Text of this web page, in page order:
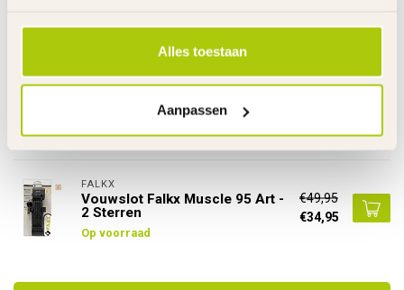
Alles toestaan
Aanpassen
Op voorraad
AXA
AXA Insteekketting ULC 130 -
Solid Plus - Defender - Victory -
Block XXL - Imenso
Op voorraad
FALKX
Vouwslot Falkx Muscle 95 Art -
2 Sterren
Op voorraad
€49,95
€34,95